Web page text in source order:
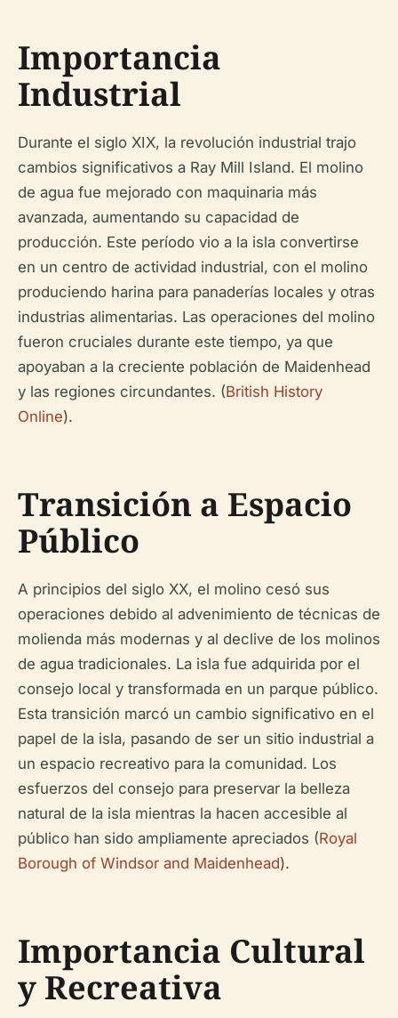
Importancia
Industrial
Durante el siglo XIX, la revolución industrial trajo
cambios significativos a Ray Mill Island. El molino
de agua fue mejorado con maquinaria más
avanzada, aumentando su capacidad de
producción. Este período vio a la isla convertirse
en un centro de actividad industrial, con el molino
produciendo harina para panaderías locales y otras
industrias alimentarias. Las operaciones del molino
fueron cruciales durante este tiempo, ya que
apoyaban a la creciente población de Maidenhead
y las regiones circundantes. (British History
Online).
Transición a Espacio
Público
A principios del siglo XX, el molino cesó sus
operaciones debido al advenimiento de técnicas de
molienda más modernas y al declive de los molinos
de agua tradicionales. La isla fue adquirida por el
consejo local y transformada en un parque público.
Esta transición marcó un cambio significativo en el
papel de la isla, pasando de ser un sitio industrial a
un espacio recreativo para la comunidad. Los
esfuerzos del consejo para preservar la belleza
natural de la isla mientras la hacen accesible al
público han sido ampliamente apreciados (Royal
Borough of Windsor and Maidenhead).
Importancia Cultural
y Recreativa